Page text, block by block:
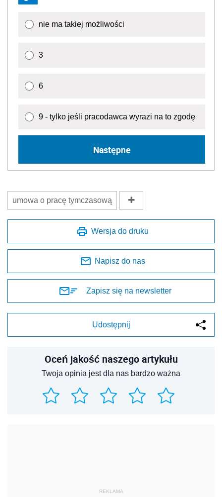
nie ma takiej możliwości
3
6
9 - tylko jeśli pracodawca wyrazi na to zgodę
Następne
umowa o pracę tymczasową
Wersja do druku
Napisz do nas
Zapisz się na newsletter
Udostępnij
Oceń jakość naszego artykułu
Twoja opinia jest dla nas bardzo ważna
REKLAMA